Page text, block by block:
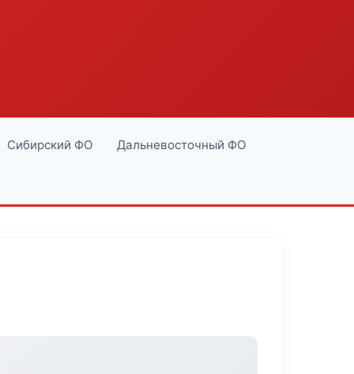
Сибирский ФО Дальневосточный ФО